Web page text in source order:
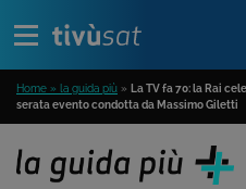
Home » la guida più »
La TV fa 70: la Rai
serata evento condotta da Massimo Giletti